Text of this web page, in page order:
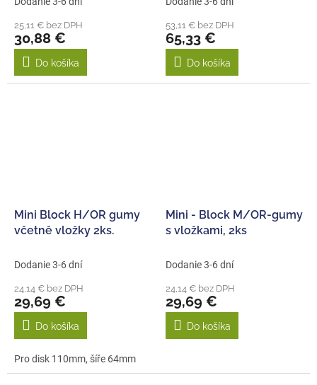
25,11 € bez DPH
30,88 €
Do košíka
53,11 € bez DPH
65,33 €
Do košíka
Mini Block H/OR gumy
včetně vložky 2ks.
Dodanie 3-6 dní
24,14 € bez DPH
29,69 €
Do košíka
Pro disk 110mm, šíře 64mm
Mini - Block M/OR-gumy
s vložkami, 2ks
Dodanie 3-6 dní
24,14 € bez DPH
29,69 €
Do košíka